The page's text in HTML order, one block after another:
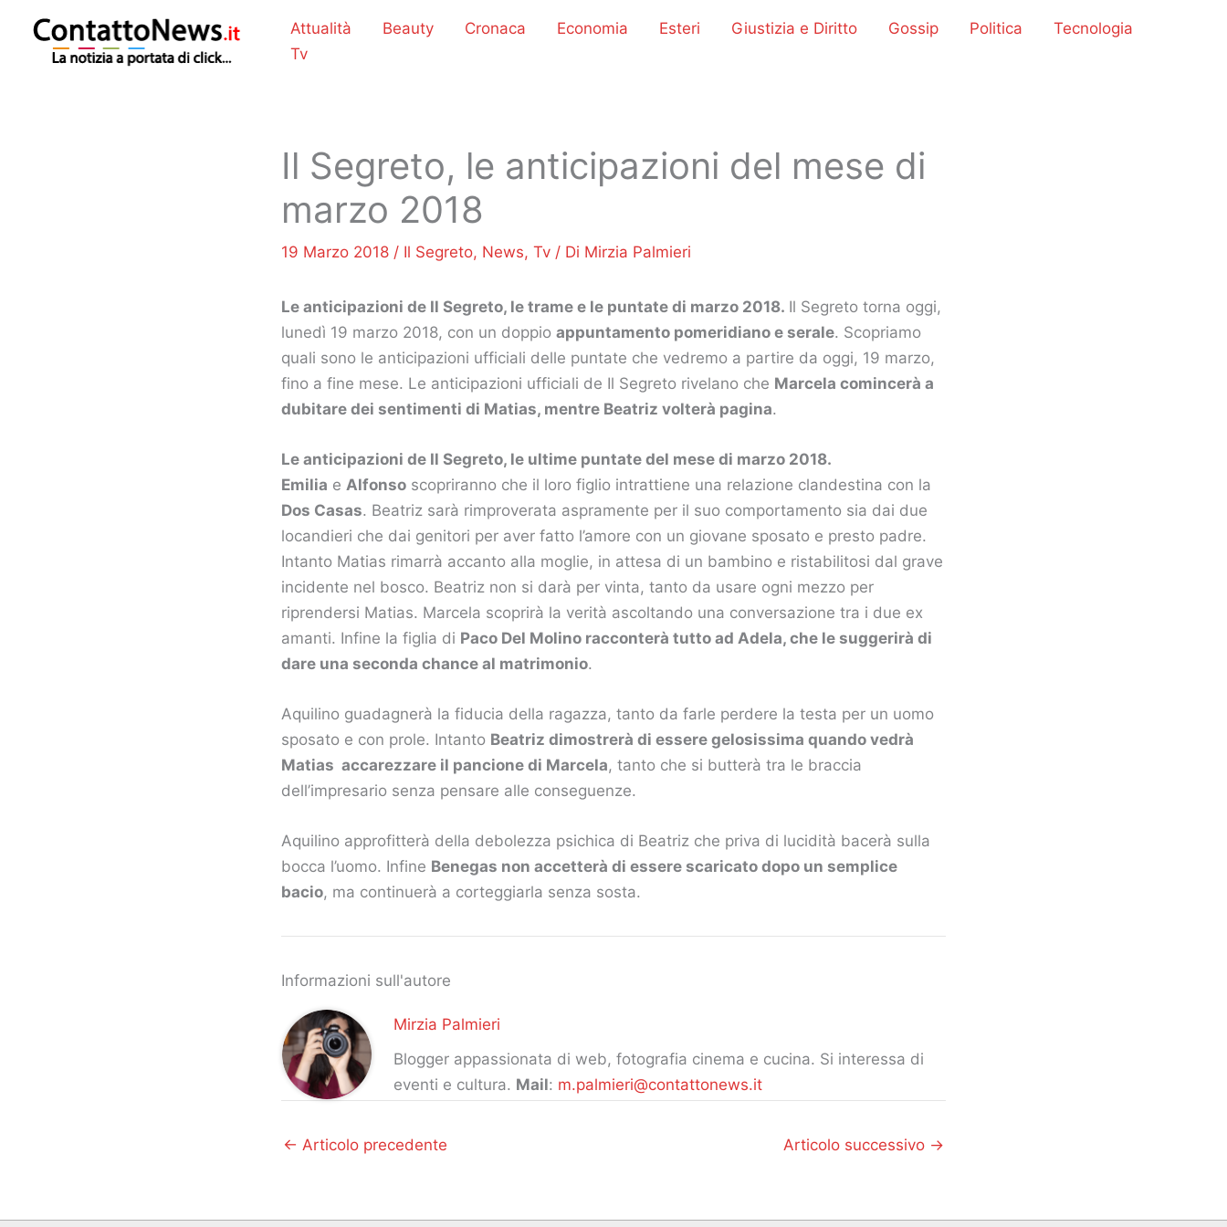
contenuto
Attualità Beauty Cronaca Economia Esteri Giustizia e Diritto Gossip Politica
Tecnologia
Tv
Il Segreto, le anticipazioni del mese di
marzo 2018
19 Marzo 2018 / Il Segreto, News, Tv / Di Mirzia Palmieri
Le anticipazioni de Il Segreto, le trame e le puntate di marzo 2018. Il Segreto torna oggi,
lunedì 19 marzo 2018, con un doppio appuntamento pomeridiano e serale. Scopriamo
quali sono le anticipazioni ufficiali delle puntate che vedremo a partire da oggi, 19 marzo,
fino a fine mese. Le anticipazioni ufficiali de Il Segreto rivelano che Marcela comincerà a
dubitare dei sentimenti di Matias, mentre Beatriz volterà pagina.
Le anticipazioni de Il Segreto, le ultime puntate del mese di marzo 2018.
Emilia e Alfonso scopriranno che il loro figlio intrattiene una relazione clandestina con la
Dos Casas. Beatriz sarà rimproverata aspramente per il suo comportamento sia dai due
locandieri che dai genitori per aver fatto l’amore con un giovane sposato e presto padre.
Intanto Matias rimarrà accanto alla moglie, in attesa di un bambino e ristabilitosi dal grave
incidente nel bosco. Beatriz non si darà per vinta, tanto da usare ogni mezzo per
riprendersi Matias. Marcela scoprirà la verità ascoltando una conversazione tra i due ex
amanti. Infine la figlia di Paco Del Molino racconterà tutto ad Adela, che le suggerirà di
dare una seconda chance al matrimonio.
Aquilino guadagnerà la fiducia della ragazza, tanto da farle perdere la testa per un uomo
sposato e con prole. Intanto Beatriz dimostrerà di essere gelosissima quando vedrà
Matias accarezzare il pancione di Marcela, tanto che si butterà tra le braccia
dell’impresario senza pensare alle conseguenze.
Aquilino approfitterà della debolezza psichica di Beatriz che priva di lucidità bacerà sulla
bocca l’uomo. Infine Benegas non accetterà di essere scaricato dopo un semplice
bacio, ma continuerà a corteggiarla senza sosta.
Informazioni sull'autore
Mirzia Palmieri
Blogger appassionata di web, fotografia cinema e cucina. Si interessa di
eventi e cultura. Mail: m.palmieri@contattonews.it
← Articolo precedente Articolo successivo →